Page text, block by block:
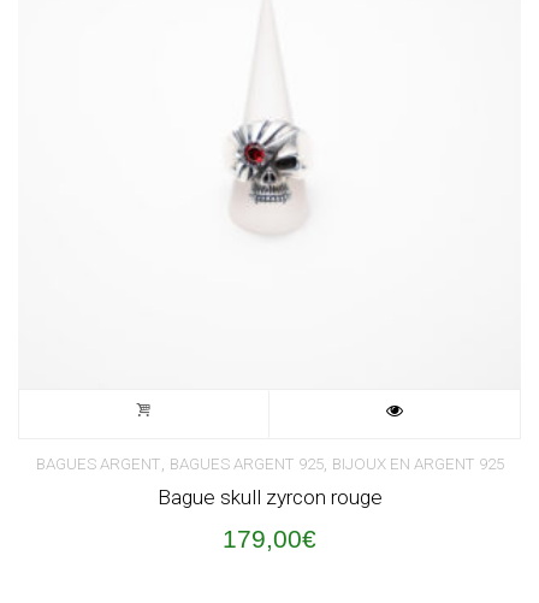
BAGUES ARGENT BAGUES ARGENT 925, BIJOUX EN ARGENT 925
Bague skull zyrcon rouge
179,00€